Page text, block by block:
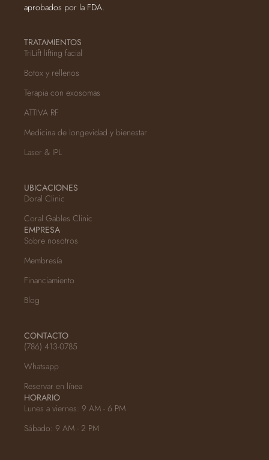
aprobados por la FDA.
TRATAMIENTOS
TriLift lifting facial
Botox y rellenos
Terapia con exosomas
ATTIVA RF
Medicina de longevidad y bienestar
Laser & IPL
UBICACIONES
Doral Clinic
Coral Gables Clinic
EMPRESA
Sobre nosotros
Membresía
Financiamiento
Blog
CONTACTO
(786) 413-0785
Whatsapp
Reservar en línea
HORARIO
Lunes a viernes: 9 AM - 6 PM
Sábado: 9 AM - 2 PM